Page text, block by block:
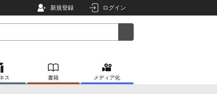
新規登録 ログイン
ス 書籍 メディア化